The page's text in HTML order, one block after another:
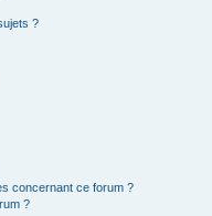
?
concernant ce forum ?
?